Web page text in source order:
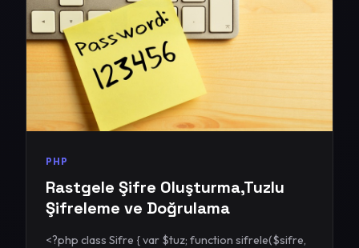
PHP
Rastgele Şifre Oluşturma,Tuzlu
Şifreleme ve Doğrulama
<?php class Sifre { var $tuz; function sifrele($sifre,